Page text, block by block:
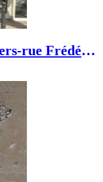
rue Frédéric